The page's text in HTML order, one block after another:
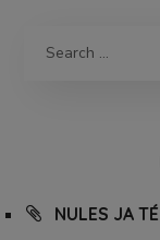
NULES JA